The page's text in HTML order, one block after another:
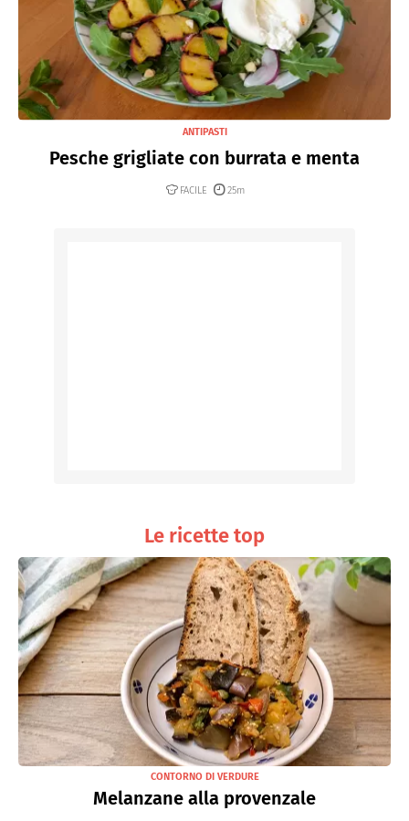
ANTIPASTI
Pesche grigliate con burrata e menta
FACILE 25m
Le ricette top
CONTORNO DI VERDURE
Melanzane alla provenzale